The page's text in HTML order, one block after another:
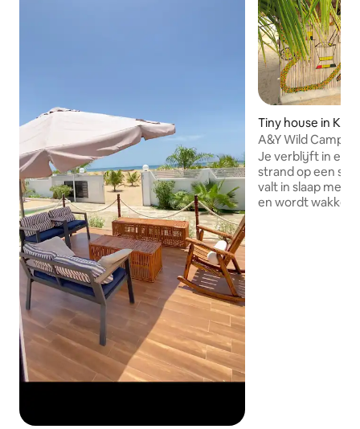
Tiny house in Keta
A&Y Wild Camp
Je verblijft in een
strand op een
valt in slaap met
en wordt wakker